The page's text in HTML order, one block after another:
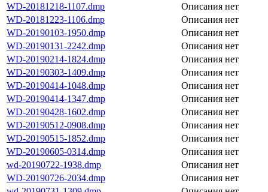
WD-20181218-1107.dmp
Описания нет
WD-20181223-1106.dmp
Описания нет
WD-20190103-1950.dmp
Описания нет
WD-20190131-2242.dmp
Описания нет
WD-20190214-1824.dmp
Описания нет
WD-20190303-1409.dmp
Описания нет
WD-20190414-1048.dmp
Описания нет
WD-20190414-1347.dmp
Описания нет
WD-20190428-1602.dmp
Описания нет
WD-20190512-0908.dmp
Описания нет
WD-20190515-1852.dmp
Описания нет
WD-20190605-0314.dmp
Описания нет
wd-20190722-1938.dmp
Описания нет
WD-20190726-2034.dmp
Описания нет